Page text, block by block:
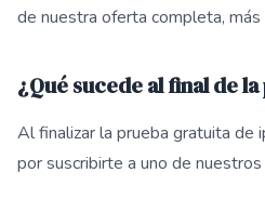
de nuestra oferta completa,
¿Qué sucede al final de
Al finalizar la prueba gratuita de
por suscribirte a uno de